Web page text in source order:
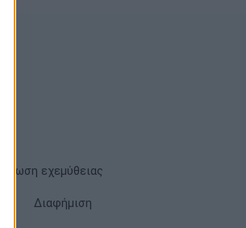
Δήλωση εχεμύθειας
Διαφήμιση